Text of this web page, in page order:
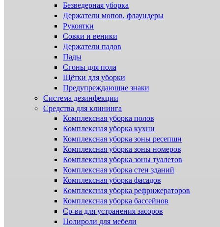
Безведерная уборка
Держатели мопов, флаундеры
Рукоятки
Совки и веники
Держатели падов
Пады
Сгоны для пола
Щётки для уборки
Предупреждающие знаки
Система дезинфекции
Cредства для клининга
Комплексная уборка полов
Комплексная уборка кухни
Комплексная уборка зоны ресепшн
Комплексная уборка зоны номеров
Комплексная уборка зоны туалетов
Комплексная уборка стен зданий
Комплексная уборка фасадов
Комплексная уборка рефрижераторов
Комплексная уборка бассейнов
Ср-ва для устранения засоров
Полироли для мебели